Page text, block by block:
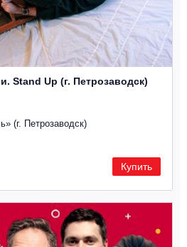
Stand Up (г. Петрозаводск)
(г. Петрозаводск)
Купить